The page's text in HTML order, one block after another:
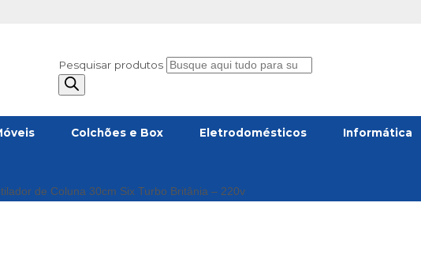
Pesquisar produtos
Colchões e Box Eletrodomésticos Informática
de Coluna 30cm Six Turbo Britânia – 220v